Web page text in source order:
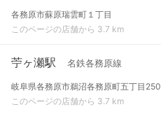
各務原市蘇原瑞雲町１丁目
このページの店舗から 3.7 km
苧ヶ瀬駅 名鉄各務原線
岐阜県各務原市鵜沼各務原町五丁目250
このページの店舗から 3.7 km